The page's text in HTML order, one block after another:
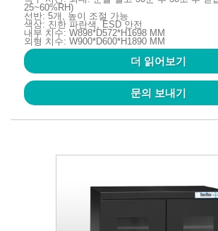
25~60%RH)
선반: 5개, 높이 조절 가능
색상: 진한 파란색, ESD 안전
내부 치수: W898*D572*H1698 MM
외형 치수: W900*D600*H1890 MM
더 읽어보기
문의 보내기